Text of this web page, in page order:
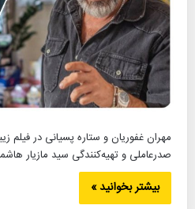
مهران غفوریان و ستاره پسیانی در فیلم
صدرعاملی و تهیه‌کنندگی سید مازیار
بیشتر بخوانید »